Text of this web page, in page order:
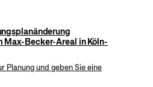
Max-Becker-Areal in Köln-
Planung und geben Sie eine